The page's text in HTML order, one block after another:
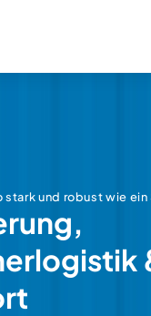
stark und robust wie